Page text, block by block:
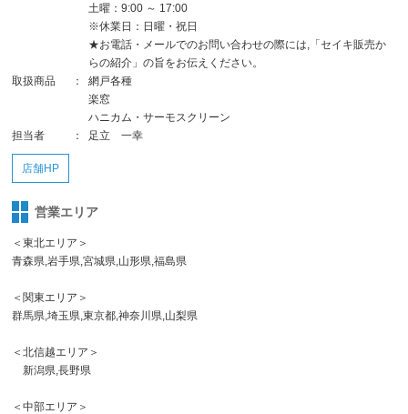
土曜：9:00 ～ 17:00
※休業日：日曜・祝日
★お電話・メールでのお問い合わせの際には,「セイキ販売か
らの紹介」の旨をお伝えください。
取扱商品
：
網戸各種
楽窓
ハニカム・サーモスクリーン
担当者
： 足立 一幸
店舗HP
営業エリア
＜東北エリア＞
青森県,岩手県,宮城県,山形県,福島県
＜関東エリア＞
群馬県,埼玉県,東京都,神奈川県,山梨県
＜北信越エリア＞
新潟県,長野県
＜中部エリア＞